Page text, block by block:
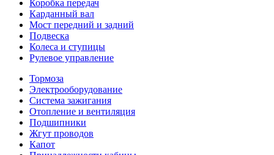
Коробка передач
Карданный вал
Мост передний и задний
Подвеска
Колеса и ступицы
Рулевое управление
Тормоза
Электрооборудование
Система зажигания
Отопление и вентиляция
Подшипники
Жгут проводов
Капот